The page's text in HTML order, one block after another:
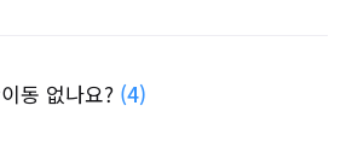
동 없나요? (4)